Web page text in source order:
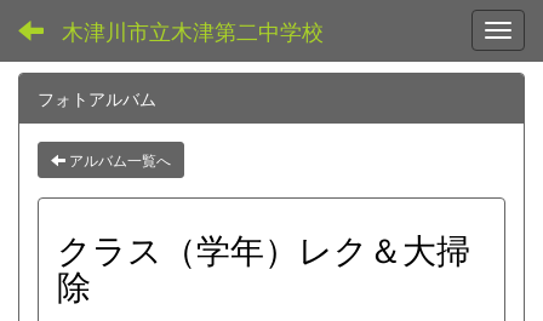
木津川市立木津第二中学校
フォトアルバム
アルバム一覧へ
クラス（学年）レク＆大掃
除